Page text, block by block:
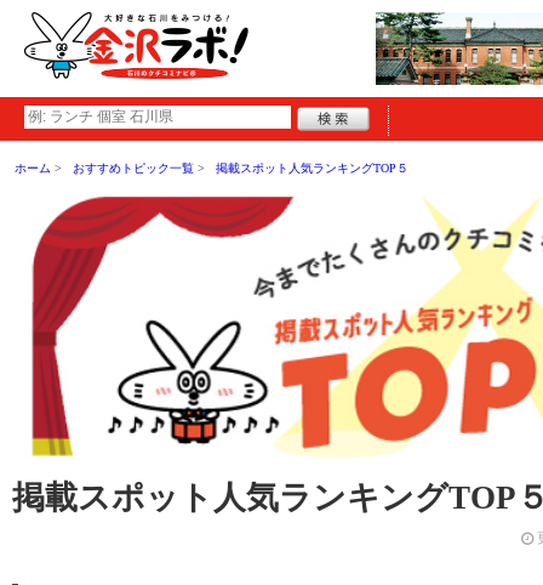
ホーム おすすめトピック一覧 掲載スポット人気ランキングTOP５
掲載スポット人気ランキングTOP